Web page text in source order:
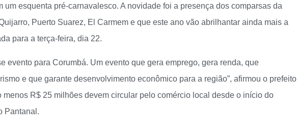
um esquenta pré-carnavalesco. A novidade foi a presença dos comparsas da
Puerto Suarez, El Carmem e que este ano vão abrilhantar ainda mais a
para a terça-feira, dia 22.
evento para Corumbá. Um evento que gera emprego, gera renda, que
e que garante desenvolvimento econômico para a região”, afirmou o prefeito
menos R$ 25 milhões devem circular pelo comércio local desde o início do
Pantanal.